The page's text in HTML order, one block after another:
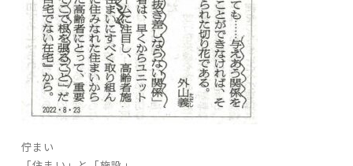
- 空間デザイン
- 内観デザイン
- 生活デザイン
- 外構デザイン
性能
- 高断熱性能
佇まい